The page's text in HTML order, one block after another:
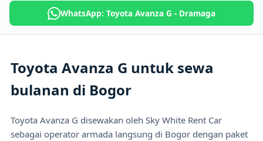
WhatsApp: Toyota Avanza G - Dramaga
Toyota Avanza G untuk sewa
bulanan di Bogor
Toyota Avanza G disewakan oleh Sky White Rent Car
sebagai operator armada langsung di Bogor dengan paket